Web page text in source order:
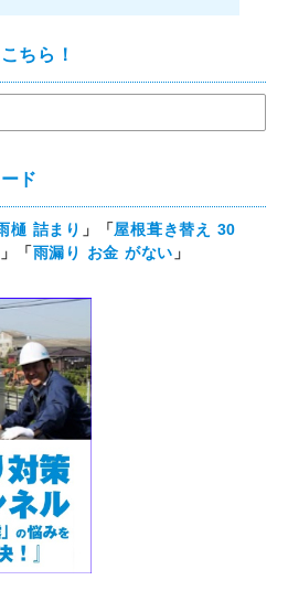
ちら！
ド
樋 詰まり 」「屋根葺き替え 30
」「雨漏り お金 がない 」